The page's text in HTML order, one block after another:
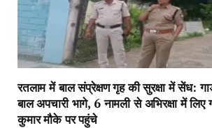
रतलाम में बाल संप्रेक्षण गृह की सुरक्षा में सेंध:
बाल अपचारी भागे, 6 नामली से अभिरक्षा में
कुमार मौके पर पहुंचे